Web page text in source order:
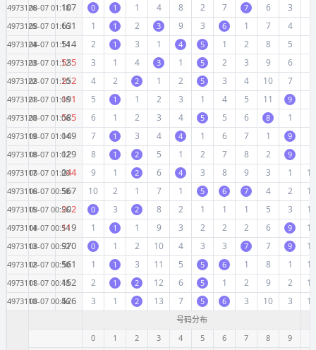
497312608-07 01:18
107 0 1 1 4 8 2 7 7 6 3
497312508-07 01:16
631 1 1 2 3 9 3 6 1 7 4
497312408-07 01:14
514 2 1 3 1 4 5 1 2 8 5
497312308-07 01:12
535 3 1 4 3 1 5 2 3 9 6
497312208-07 01:10
252 4 2 2 1 2 5 3 4 10 7
497312108-07 01:08
191 5 1 1 2 3 1 4 5 11 9
497312008-07 01:06
585 6 1 2 3 4 5 5 6 8 1
497311908-07 01:04
149 7 1 3 4 4 1 6 7 1 9
497311808-07 01:02
129 8 1 2 5 1 2 7 8 2 9
497311708-07 01:00
244 9 1 2 6 4 3 8 9 3 1 10
497311608-07 00:58
567 10 2 1 7 1 5 6 7 4 2 11
497311508-07 00:56
202 0 3 2 8 2 1 1 1 5 3 12
497311408-07 00:54
119 1 1 1 9 3 2 2 2 6 9 13
497311308-07 00:52
970 0 1 2 10 4 3 3 7 7 9 14
497311208-07 00:50
561 1 1 3 11 5 5 6 1 8 1 15
497311108-07 00:48
152 2 1 2 12 6 5 1 2 9 2 16
497311008-07 00:46
526 3 1 2 13 7 5 6 3 10 3 17
号码分布
0
1 2 3 4 5 6 7 8 9